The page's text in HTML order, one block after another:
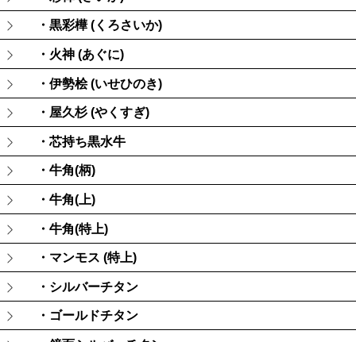
・黒彩樺 (くろさいか)
・火神 (あぐに)
・伊勢桧 (いせひのき)
・屋久杉 (やくすぎ)
・芯持ち黒水牛
・牛角(柄)
・牛角(上)
・牛角(特上)
・マンモス (特上)
・シルバーチタン
・ゴールドチタン